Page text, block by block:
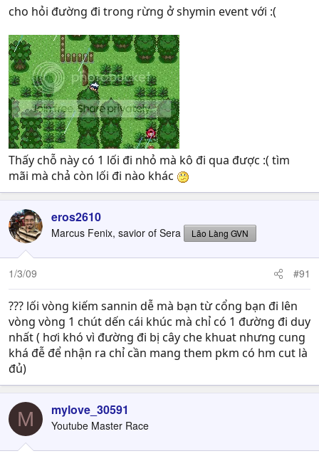
cho hỏi đường đi trong rừng ở shymin event với :(
Thấy chỗ này có 1 lối đi nhỏ mà kô đi qua được :( tìm
mãi mà chả còn lối đi nào khác
eros2610
Marcus Fenix, savior of Sera Lão Làng GVN
1/3/09 #91
??? lối vòng kiếm sannin dễ mà bạn từ cổng bạn đi lên
vòng vòng 1 chút dến cái khúc mà chỉ có 1 đường đi duy
nhất ( hơi khó vì đường đi bị cây che khuat nhưng cung
khá đễ để nhận ra chỉ cần mang them pkm có hm cut là
đủ)
M mylove_30591
Youtube Master Race